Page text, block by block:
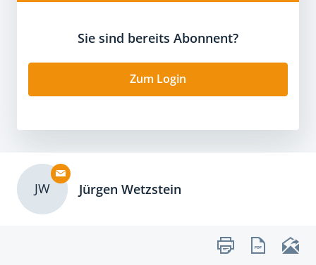
Sie sind bereits Abonnent?
Zum Login
JW Jürgen Wetzstein